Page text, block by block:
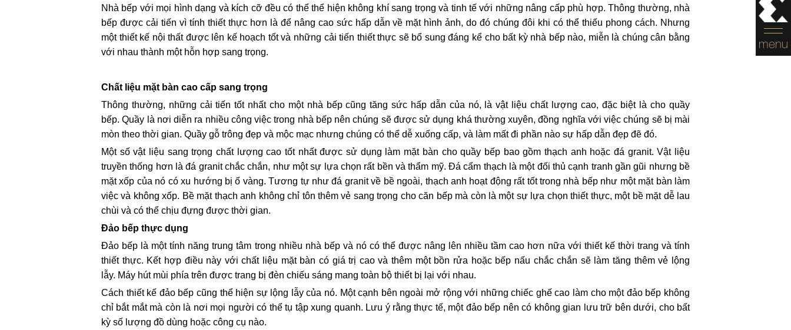
menu
Nhà bếp với mọi hình dạng và kích cỡ đều có thể thể hiện không khí sang trọng và tinh tế với những nâng cấp phù hợp. Thông thường, nhà
bếp được cải tiến vì tính thiết thực hơn là để nâng cao sức hấp dẫn về mặt hình ảnh, do đó chúng đôi khi có thể thiếu phong cách. Nhưng
một thiết kế nội thất được lên kế hoạch tốt và những cải tiến thiết thực sẽ bổ sung đáng kể cho bất kỳ nhà bếp nào, miễn là chúng cân bằng
với nhau thành một hỗn hợp sang trọng.
Chất liệu mặt bàn cao cấp sang trọng
Thông thường, những cải tiến tốt nhất cho một nhà bếp cũng tăng sức hấp dẫn của nó, là vật liệu chất lượng cao, đặc biệt là cho quầy
bếp. Quầy là nơi diễn ra nhiều công việc trong nhà bếp nên chúng sẽ được sử dụng khá thường xuyên, đồng nghĩa với việc chúng sẽ bị mài
mòn theo thời gian. Quầy gỗ trông đẹp và mộc mạc nhưng chúng có thể dễ xuống cấp, và làm mất đi phần nào sự hấp dẫn đẹp đẽ đó.
Một số vật liệu sang trọng chất lượng cao tốt nhất được sử dụng làm mặt bàn cho quầy bếp bao gồm thạch anh hoặc đá granit. Vật liệu
truyền thống hơn là đá granit chắc chắn, như một sự lựa chọn rất bền và thẩm mỹ. Đá cẩm thạch là một đối thủ cạnh tranh gần gũi nhưng bề
mặt xốp của nó có xu hướng bị ố vàng. Tương tự như đá granit về bề ngoài, thạch anh hoạt động rất tốt trong nhà bếp như một mặt bàn làm
việc và không xốp. Bề mặt thạch anh không chỉ tôn thêm vẻ sang trọng cho căn bếp mà còn là một sự lựa chọn thiết thực, một bề mặt dễ lau
chùi và có thể chịu đựng được thời gian.
Đảo bếp thực dụng
Đảo bếp là một tính năng trung tâm trong nhiều nhà bếp và nó có thể được nâng lên nhiều tầm cao hơn nữa với thiết kế thời trang và tính
thiết thực. Kết hợp điều này với chất liệu mặt bàn có giá trị cao và thêm một bồn rửa hoặc bếp nấu chắc chắn sẽ làm tăng thêm vẻ lộng
lẫy. Máy hút mùi phía trên được trang bị đèn chiếu sáng mang toàn bộ thiết bị lại với nhau.
Cách thiết kế đảo bếp cũng thể hiện sự lộng lẫy của nó. Một cạnh bên ngoài mở rộng với những chiếc ghế cao làm cho một đảo bếp không
chỉ bắt mắt mà còn là nơi mọi người có thể tụ tập xung quanh. Lưu ý rằng thực tế, một đảo bếp nên có không gian lưu trữ bên dưới, cho bất
kỳ số lượng đồ dùng hoặc công cụ nào.